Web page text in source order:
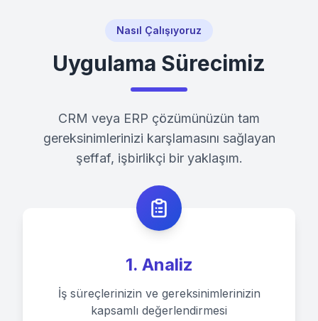
Nasıl Çalışıyoruz
Uygulama Sürecimiz
CRM veya ERP çözümünüzün tam
gereksinimlerinizi karşlamasını sağlayan
şeffaf, işbirlikçi bir yaklaşım.
1. Analiz
İş süreçlerinizin ve gereksinimlerinizin
kapsamlı değerlendirmesi